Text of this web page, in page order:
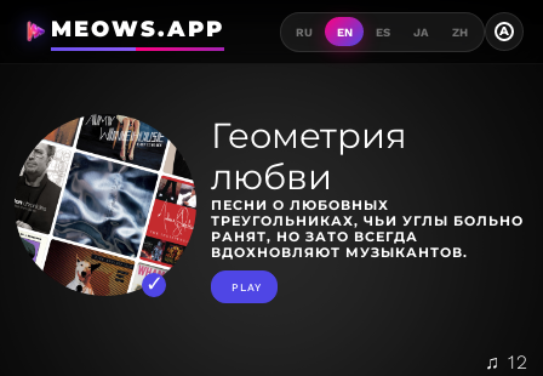
MEOWS.APP RU EN ES JA ZH A
Геометрия
любви
ПЕСНИ О ЛЮБОВНЫХ
ТРЕУГОЛЬНИКАХ, ЧЬИ УГЛЫ БОЛЬНО
РАНЯТ, НО ЗАТО ВСЕГДА
ВДОХНОВЛЯЮТ МУЗЫКАНТОВ.
PLAY
♫ 12